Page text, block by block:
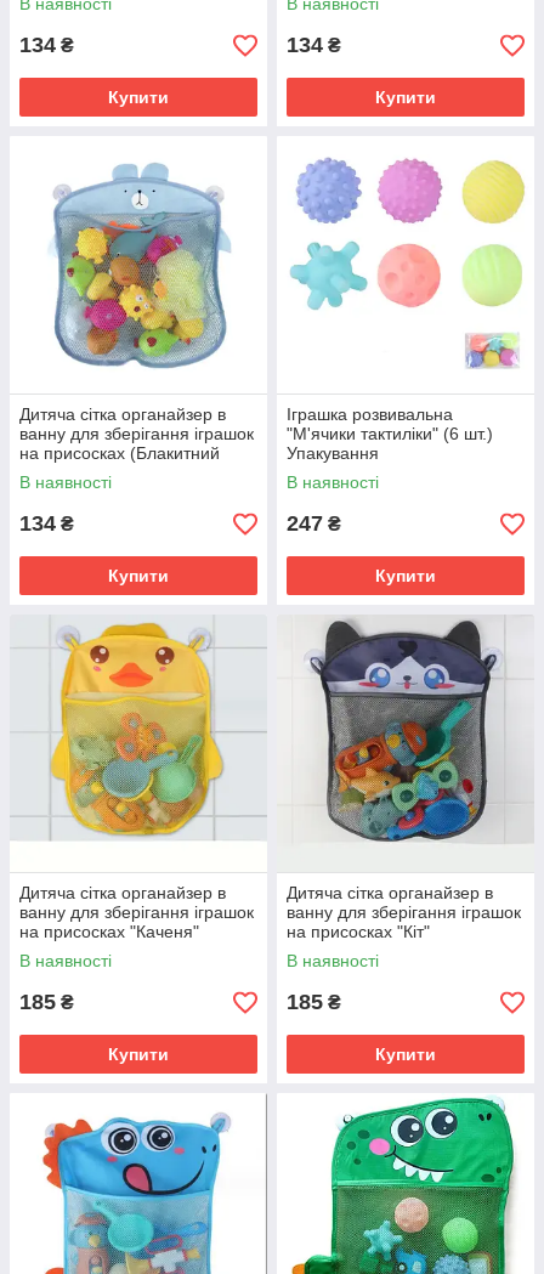
134 ₴
Купити
134 ₴
Купити
Дитяча сітка органайзер в
ванну для зберігання іграшок
на присосках (Блакитний
ведмедик)
В наявності
134 ₴
Купити
Іграшка розвивальна
"М'ячики тактиліки" (6 шт.)
Упакування
полепропеленовий пакет!!!
Не коробка!!
В наявності
247 ₴
Купити
Дитяча сітка органайзер в
ванну для зберігання іграшок
на присосках "Каченя"
В наявності
185 ₴
Купити
Дитяча сітка органайзер в
ванну для зберігання іграшок
на присосках "Кіт"
В наявності
185 ₴
Купити